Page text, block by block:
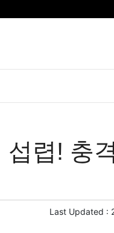
섭렵! 충
Last Updated :